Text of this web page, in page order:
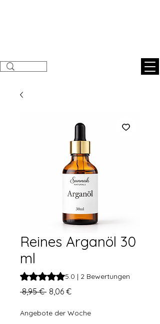
Reines Arganöl 30
ml
Das Rating beträgt 5.0 von fünf
5.0 | 2 Bewertungen
8,95 € Standardpreis
8,06 €Sale-
Angebote der Woche